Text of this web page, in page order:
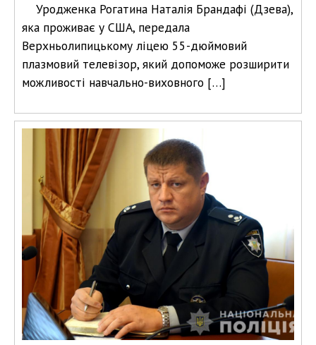
Уродженка Рогатина Наталія Брандафі (Дзева),
яка проживає у США, передала
Верхньолипицькому ліцею 55-дюймовий
плазмовий телевізор, який допоможе розширити
можливості навчально-виховного […]